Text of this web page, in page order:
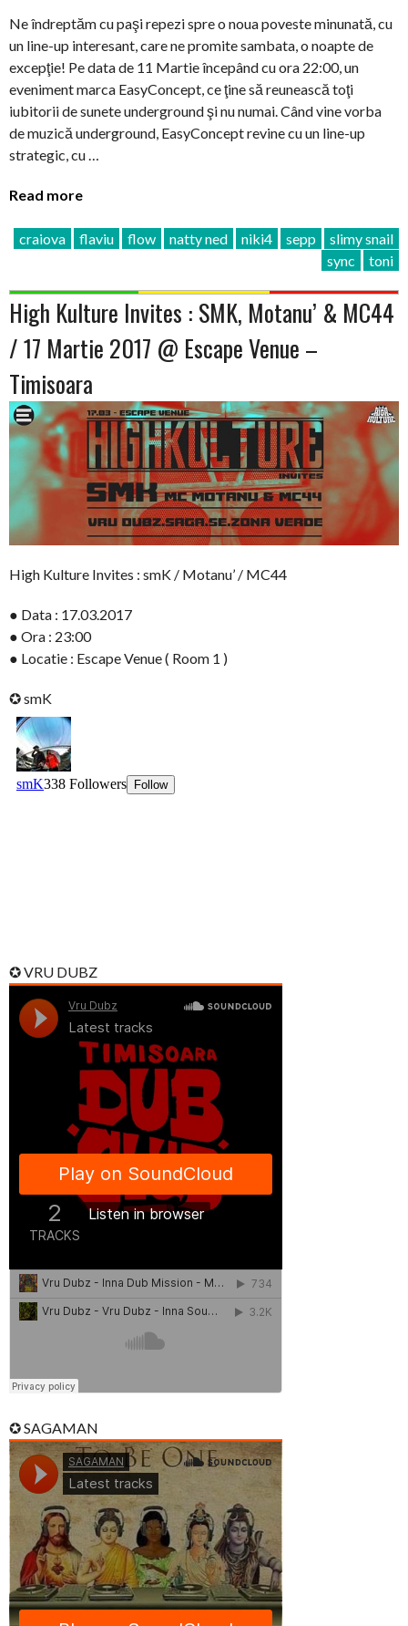
Ne îndreptăm cu paşi repezi spre o noua poveste minunată, cu
un line-up interesant, care ne promite sambata, o noapte de
excepţie! Pe data de 11 Martie începând cu ora 22:00, un
eveniment marca EasyConcept, ce ţine să reunească toţi
iubitorii de sunete underground şi nu numai. Când vine vorba
de muzică underground, EasyConcept revine cu un line-up
strategic, cu …
Read more
craiova flaviu flow natty ned niki4 sepp
slimy snail
sync
toni
High Kulture Invites : SMK, Motanu’ & MC44
/ 17 Martie 2017 @ Escape Venue –
Timisoara
High Kulture Invites : smK / Motanu’ / MC44
● Data : 17.03.2017
● Ora : 23:00
● Locatie : Escape Venue ( Room 1 )
✪ smK
✪ VRU DUBZ
✪ SAGAMAN